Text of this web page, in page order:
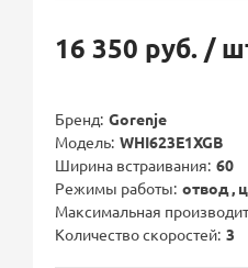
16 350 руб. /
Бренд Gorenje
Модель WHI623E1XGB
Ширина встраивания 60
Режимы работы отвод ,
Максимальная
Количество скоростей 3